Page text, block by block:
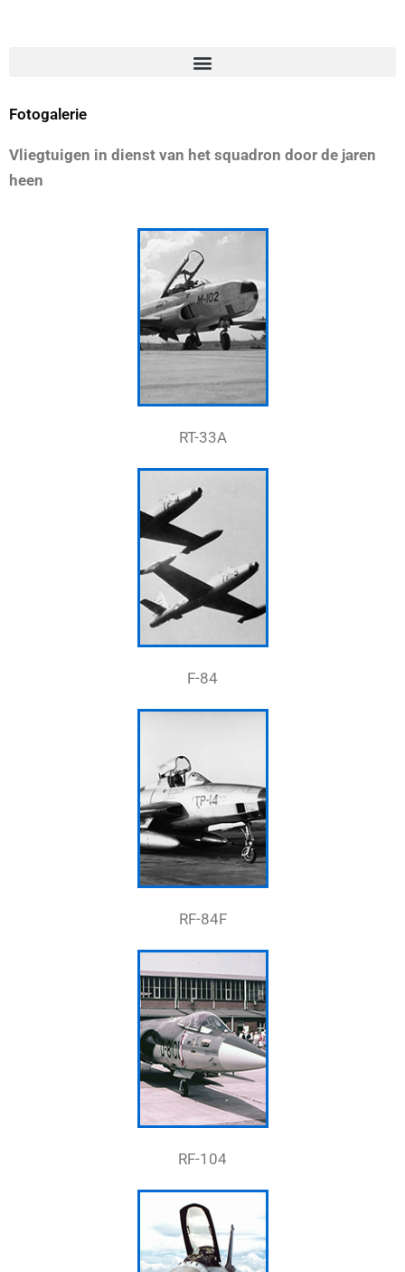
Fotogalerie
Vliegtuigen in dienst van het squadron door de jaren
heen
RT-33A
F-84
RF-84F
RF-104